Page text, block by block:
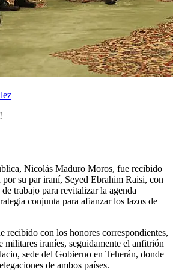
Nicolás Maduro Moros, fue recibido
por su par iraní, Seyed Ebrahim Raisi, con
trabajo para revitalizar la agenda
conjunta para afianzar los lazos de
recibido con los honores correspondientes,
militares iraníes, seguidamente el anfitrión
sede del Gobierno en Teherán, donde
de ambos países.